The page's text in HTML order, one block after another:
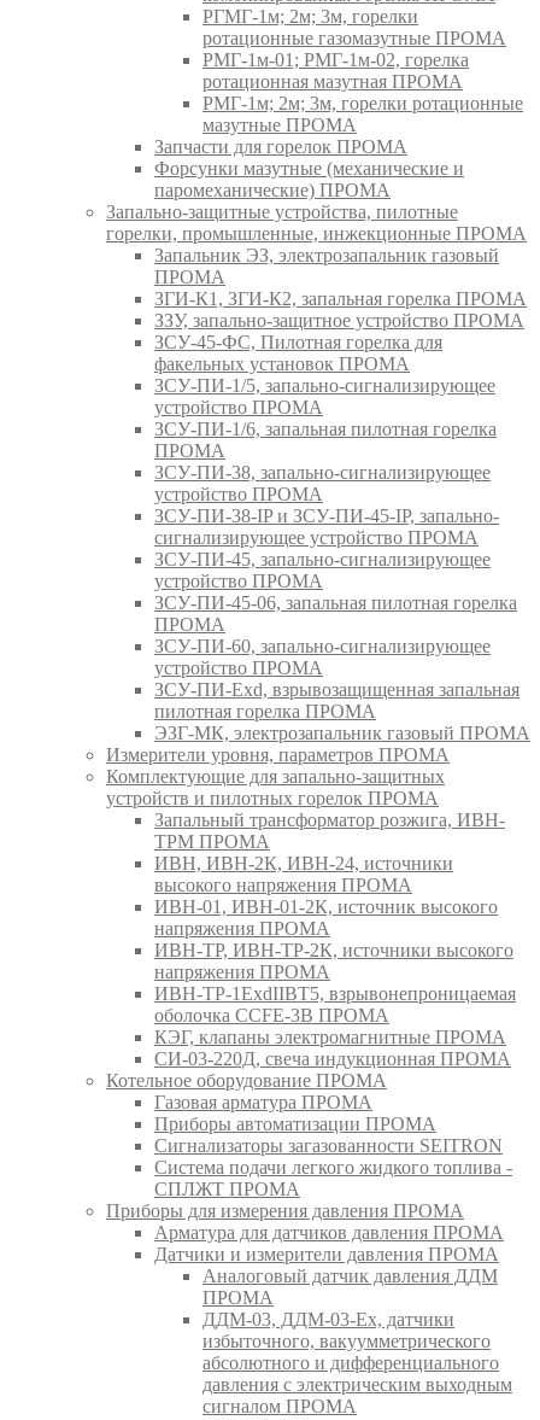
РГМГ-1м; 2м; 3м, горелки
ротационные газомазутные ПРОМА
РМГ-1м-01; РМГ-1м-02, горелка
ротационная мазутная ПРОМА
РМГ-1м; 2м; 3м, горелки ротационные
мазутные ПРОМА
Запчасти для горелок ПРОМА
Форсунки мазутные (механические и
паромеханические) ПРОМА
Запально-защитные устройства, пилотные
горелки, промышленные, инжекционные ПРОМА
Запальник ЭЗ, электрозапальник газовый
ПРОМА
ЗГИ-К1, ЗГИ-К2, запальная горелка ПРОМА
ЗЗУ, запально-защитное устройство ПРОМА
ЗСУ-45-ФС, Пилотная горелка для
факельных установок ПРОМА
ЗСУ-ПИ-1/5, запально-сигнализирующее
устройство ПРОМА
ЗСУ-ПИ-1/6, запальная пилотная горелка
ПРОМА
ЗСУ-ПИ-38, запально-сигнализирующее
устройство ПРОМА
ЗСУ-ПИ-38-IP и ЗСУ-ПИ-45-IP, запально-
сигнализирующее устройство ПРОМА
ЗСУ-ПИ-45, запально-сигнализирующее
устройство ПРОМА
ЗСУ-ПИ-45-06, запальная пилотная горелка
ПРОМА
ЗСУ-ПИ-60, запально-сигнализирующее
устройство ПРОМА
ЗСУ-ПИ-Exd, взрывозащищенная запальная
пилотная горелка ПРОМА
ЭЗГ-МК, электрозапальник газовый ПРОМА
Измерители уровня, параметров ПРОМА
Комплектующие для запально-защитных
устройств и пилотных горелок ПРОМА
Запальный трансформатор розжига, ИВН-
ТРМ ПРОМА
ИВН, ИВН-2К, ИВН-24, источники
высокого напряжения ПРОМА
ИВН-01, ИВН-01-2К, источник высокого
напряжения ПРОМА
ИВН-ТР, ИВН-ТР-2К, источники высокого
напряжения ПРОМА
ИВН-ТР-1ExdIIBT5, взрывонепроницаемая
оболочка CCFE-3B ПРОМА
КЭГ, клапаны электромагнитные ПРОМА
СИ-03-220Д, свеча индукционная ПРОМА
Котельное оборудование ПРОМА
Газовая арматура ПРОМА
Приборы автоматизации ПРОМА
Сигнализаторы загазованности SEITRON
Система подачи легкого жидкого топлива -
СПЛЖТ ПРОМА
Приборы для измерения давления ПРОМА
Арматура для датчиков давления ПРОМА
Датчики и измерители давления ПРОМА
Аналоговый датчик давления ДДМ
ПРОМА
ДДМ-03, ДДМ-03-Ех, датчики
избыточного, вакуумметрического
абсолютного и дифференциального
давления с электрическим выходным
сигналом ПРОМА